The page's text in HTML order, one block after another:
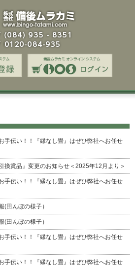
手伝い！！『縁なし畳』はぜひ弊社へお任せ
換賞品』変更のお知らせ＜2025年12月より＞
手伝い！！『縁なし畳』はぜひ弊社へお任せ
(田んぼの様子）
(田んぼの様子）
手伝い！！『縁なし畳』はぜひ弊社へお任せ
手伝い！！『縁なし畳』はぜひ弊社へお任せ